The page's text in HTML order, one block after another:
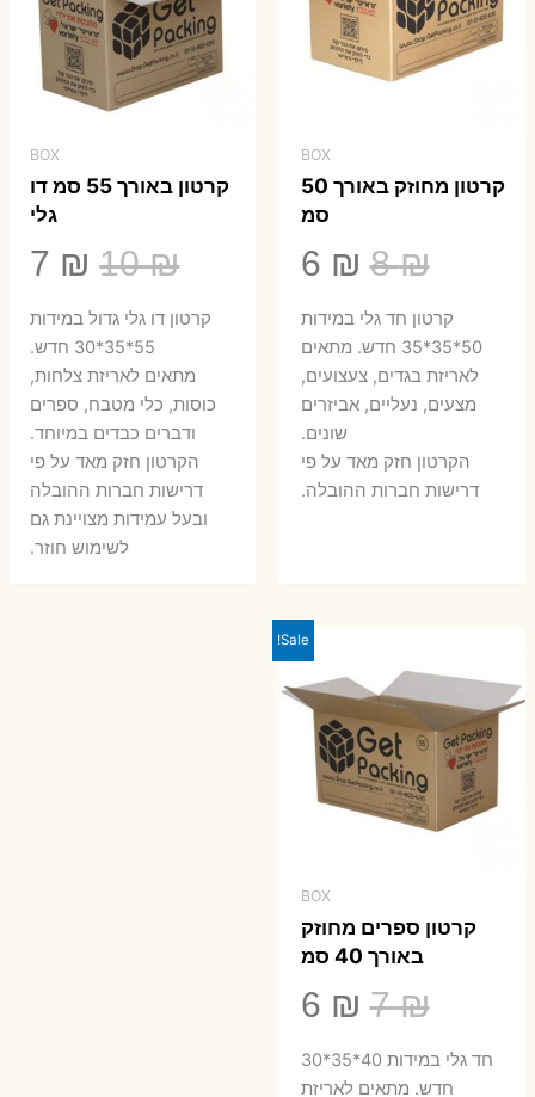
BOX
קרטון מחוזק באורך 50
סמ
8₪
המחיר
המקורי
היה:
8 ₪.
6 ₪
הנוכחיקרטון חד גלי במידות
50*35*35 חדש. מתאים
לאריזת בגדים, צעצועים,
מצעים, נעליים, אביזרים
שונים.
הקרטון חזק מאד על פי
דרישות חברות ההובלה.
BOX
קרטון באורך 55 סמ דו
גלי
10₪
היה:
10 ₪.
7 ₪
7 ₪.
קרטון דו גלי גדול במידות
55*35*30 חדש.
מתאים לאריזת צלחות,
כוסות, כלי מטבח, ספרים
ודברים כבדים במיוחד.
הקרטון חזק מאד על פי
דרישות חברות ההובלה
ובעל עמידות מצויינת גם
לשימוש חוזר.
Sale!
BOX
קרטון ספרים מחוזק
באורך 40 סמ
7₪
המחיר
המקורי
6 ₪
חד גלי במידות 40*35*30
חדש. מתאים לאריזת